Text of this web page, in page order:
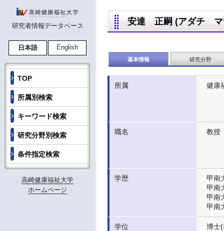
研究者情報データベース
日本語 English
TOP
所属別検索
キーワード検索
研究分野別検索
条件指定検索
高崎健康福祉大学
ホームページ
安達 正嗣 (アダチ マ
基本情報 研究分野
所属 健康
職名 教授
学歴
甲南
甲南
甲南
甲南
学位
博士